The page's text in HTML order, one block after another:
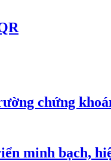
chứng
minh bạch,